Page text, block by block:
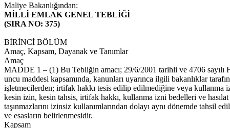
Maliye Bakanlığından:
MİLLİ EMLAK GENEL TEBLİĞİ
(SIRA NO: 375)
BİRİNCİ BÖLÜM
Amaç, Kapsam, Dayanak ve Tanımlar
Amaç
MADDE 1 – (1) Bu Tebliğin amacı; 29/6/2001 tarihli ve 4706 sayılı
uncu maddesi kapsamında, kanunları uyarınca ilgili bakanlıklar
işletmecilerden; irtifak hakkı tesis edilip edilmediğine veya kullanma
kesin izin, kesin tahsis, irtifak hakkı, kullanma izni bedelleri ve
taşınmazlarını izinsiz kullanımlarından dolayı aynı dönemde tahsil
ve esasların belirlenmesidir.
Kapsam